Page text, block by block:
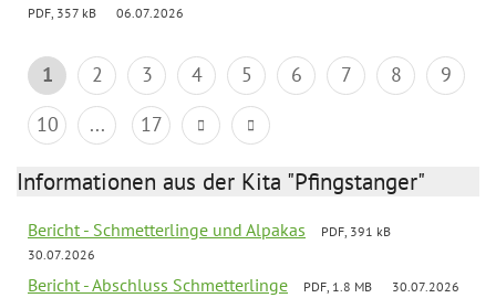
PDF, 357 kB 06.07.2026
1 2 3 4 5 6 7 8
9
10
... 17
Informationen aus der Kita "Pfingstanger"
Bericht - Schmetterlinge und Alpakas
PDF, 391 kB
30.07.2026
Bericht - Abschluss Schmetterlinge PDF, 1.8 MB 30.07.2026